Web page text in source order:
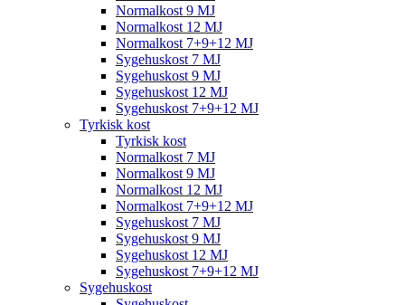
Normalkost 9 MJ
Normalkost 12 MJ
Normalkost 7+9+12 MJ
Sygehuskost 7 MJ
Sygehuskost 9 MJ
Sygehuskost 12 MJ
Sygehuskost 7+9+12 MJ
Tyrkisk kost
Tyrkisk kost
Normalkost 7 MJ
Normalkost 9 MJ
Normalkost 12 MJ
Normalkost 7+9+12 MJ
Sygehuskost 7 MJ
Sygehuskost 9 MJ
Sygehuskost 12 MJ
Sygehuskost 7+9+12 MJ
Sygehuskost